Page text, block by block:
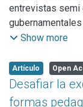
entrevistas semi
distintas
corazón de la
cambio
qué punto los
Show more
Artículo Open
Desafiar la
formas